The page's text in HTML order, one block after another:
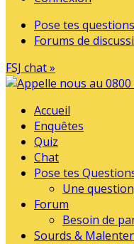
Pose tes questions
Forums de
FSJ chat »
Accueil
Enquêtes
Quiz
Chat
Pose tes
Une
Forum
Besoin de
Sourds &